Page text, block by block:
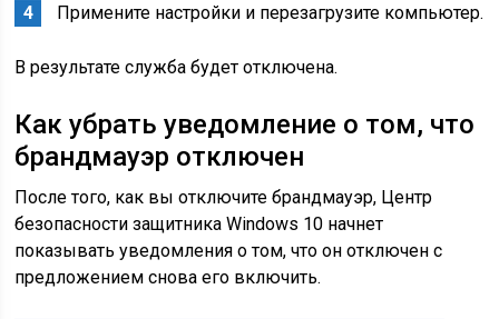
Примените настройки и перезагрузите компьютер.
В результате служба будет отключена.
Как убрать уведомление о том, что
брандмауэр отключен
После того, как вы отключите брандмауэр, Центр
безопасности защитника Windows 10 начнет
показывать уведомления о том, что он отключен с
предложением снова его включить.